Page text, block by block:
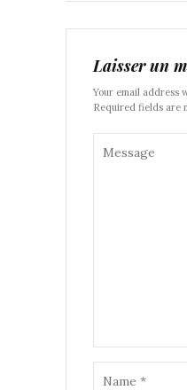
Laisser un
Your email address
Required fields are